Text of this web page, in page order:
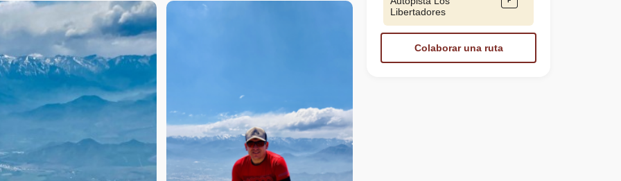
Libertadores
Colaborar una ruta